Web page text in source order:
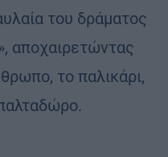
του δράματος
αποχαιρετώντας
το παλικάρι,